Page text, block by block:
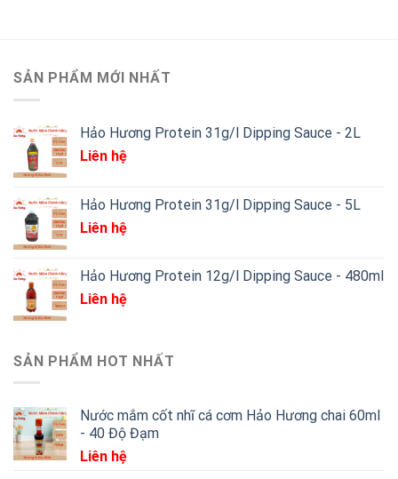
SẢN PHẨM MỚI NHẤT
Hảo Hương Protein 31g/l Dipping Sauce - 2L
Liên hệ
Hảo Hương Protein 31g/l Dipping Sauce - 5L
Liên hệ
Hảo Hương Protein 12g/l Dipping Sauce - 480ml
Liên hệ
SẢN PHẨM HOT NHẤT
Nước mắm cốt nhĩ cá cơm Hảo Hương chai 60ml
- 40 Độ Đạm
Liên hệ